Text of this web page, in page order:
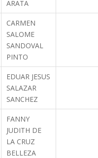
ARATA
CARMEN
SALOME
SANDOVAL
PINTO
EDUAR JESUS
SALAZAR
SANCHEZ
FANNY
JUDITH DE
LA CRUZ
BELLEZA